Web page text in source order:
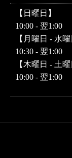
【日曜日】
10:00 - 翌1:00
【月曜日 - 水曜
10:30 - 翌1:00
【木曜日 - 土曜
10:00 - 翌1:00